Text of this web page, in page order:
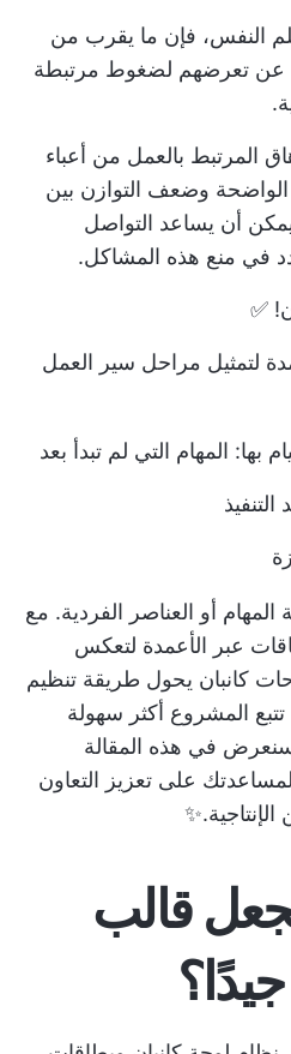
النفس، فإن ما يقرب من
عن تعرضهم لضغوط مرتبطة
المرتبط بالعمل من أعباء
الواضحة وضعف التوازن بين
أن يساعد التواصل
في منع هذه المشاكل.
✅
لتمثيل مراحل سير العمل
بها: المهام التي لم تبدأ بعد
التنفيذ
أو العناصر الفردية. مع
عبر الأعمدة لتعكس
كانبان يحول طريقة تنظيم
المشروع أكثر سهولة
سنعرض في هذه المقالة
على تعزيز التعاون
قالب